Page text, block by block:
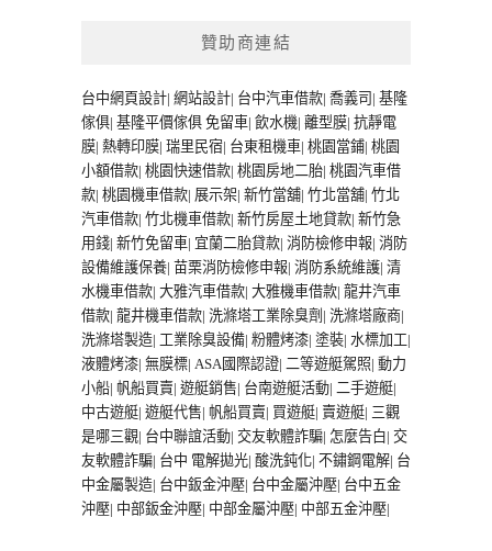
贊助商連結
台中網頁設計| 網站設計| 台中汽車借款| 喬義司 | 基隆
傢俱| 基隆平價傢俱 免留車| 飲水機| 離型膜| 抗靜電
膜| 熱轉印膜| 瑞里民宿| 台東租機車| 桃園當鋪| 桃園
小額借款| 桃園快速借款| 桃園房地二胎| 桃園汽車借
款| 桃園機車借款| 展示架| 新竹當舖| 竹北當舖| 竹北
汽車借款| 竹北機車借款| 新竹房屋土地貸款| 新竹急
用錢| 新竹免留車| 宜蘭二胎貸款| 消防檢修申報| 消防
設備維護保養| 苗栗消防檢修申報| 消防系統維護| 清
水機車借款| 大雅汽車借款| 大雅機車借款| 龍井汽車
借款| 龍井機車借款| 洗滌塔工業除臭劑 | 洗滌塔廠商|
洗滌塔製造| 工業除臭設備| 粉體烤漆| 塗裝| 水標加工|
液體烤漆| 無膜標| ASA國際認證| 二等遊艇駕照| 動力
小船| 帆船買賣| 遊艇銷售| 台南遊艇活動| 二手遊艇|
中古遊艇| 遊艇代售| 帆船買賣| 買遊艇| 賣遊艇| 三觀
是哪三觀| 台中聯誼活動| 交友軟體詐騙| 怎麼告白| 交
友軟體詐騙| 台中 電解拋光| 酸洗鈍化| 不鏽鋼電解| 台
中金屬製造| 台中鈑金沖壓| 台中金屬沖壓| 台中五金
沖壓| 中部鈑金沖壓| 中部金屬沖壓| 中部五金沖壓|